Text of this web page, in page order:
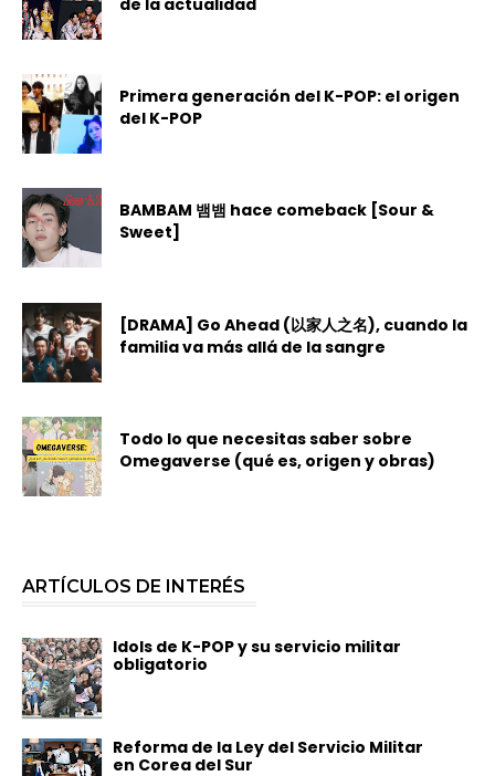
Primera generación del K-POP: el origen
del K-POP
BAMBAM 뱀뱀 hace comeback [Sour &
Sweet]
[DRAMA] Go Ahead (以家人之名), cuando la
familia va más allá de la sangre
Todo lo que necesitas saber sobre
Omegaverse (qué es, origen y obras)
ARTÍCULOS DE INTERÉS
Idols de K-POP y su servicio militar
obligatorio
Reforma de la Ley del Servicio Militar
en Corea del Sur